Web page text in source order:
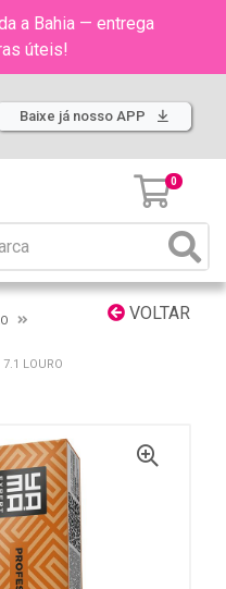
a Bahia — entrega
úteis!
Baixe já nosso APP
0
VOLTAR
LOURO